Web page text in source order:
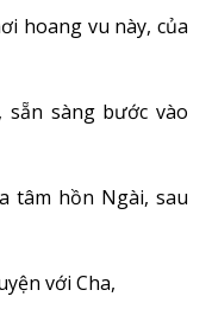
hoang vu này, của
sàng bước vào
tâm hồn Ngài, sau
với Cha,